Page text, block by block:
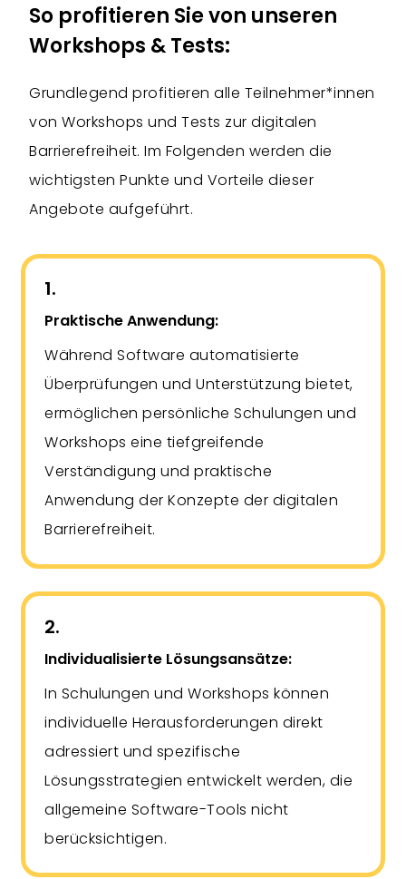
So profitieren Sie von unseren
Workshops & Tests:
Grundlegend profitieren alle Teilnehmer*innen
von Workshops und Tests zur digitalen
Barrierefreiheit. Im Folgenden werden die
wichtigsten Punkte und Vorteile dieser
Angebote aufgeführt.
1.
Praktische Anwendung:
Während Software automatisierte
Überprüfungen und Unterstützung bietet,
ermöglichen persönliche Schulungen und
Workshops eine tiefgreifende
Verständigung und praktische
Anwendung der Konzepte der digitalen
Barrierefreiheit.
2.
Individualisierte Lösungsansätze:
In Schulungen und Workshops können
individuelle Herausforderungen direkt
adressiert und spezifische
Lösungsstrategien entwickelt werden, die
allgemeine Software-Tools nicht
berücksichtigen.